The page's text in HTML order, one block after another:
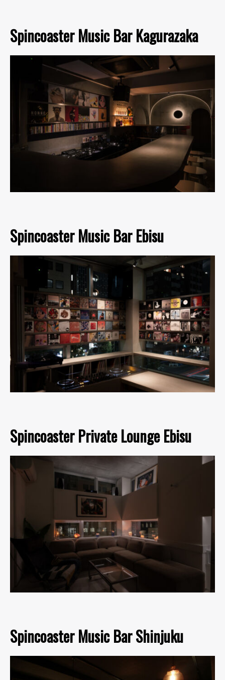
Spincoaster Music Bar Kagurazaka
Spincoaster Music Bar Ebisu
Spincoaster Private Lounge Ebisu
Spincoaster Music Bar Shinjuku